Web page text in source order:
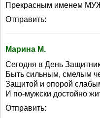
Прекрасным именем
Отправить:
Марина М.
Сегодня в День
Быть сильным, смелым
Защитой и опорой
И по-мужски достойно
Отправить: